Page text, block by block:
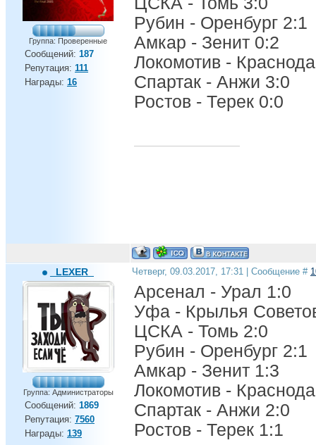
Группа: Проверенные
Сообщений: 187
Репутация: 111
Награды: 16
Рубин - Оренбург 2:1
Амкар - Зенит 0:2
Локомотив -
Спартак - Анжи 3:0
Ростов - Терек 0:0
_LEXER_
Группа: Администраторы
Сообщений: 1869
Репутация: 7560
Награды: 139
Четверг, 09.03.2017, 17:31 | Сообщение #
Арсенал - Урал 1:0
Уфа - Крылья
ЦСКА - Томь 2:0
Рубин - Оренбург 2:1
Амкар - Зенит 1:3
Локомотив -
Спартак - Анжи 2:0
Ростов - Терек 1:1